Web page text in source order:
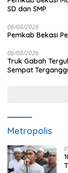
SD dan SMP
06/08/2026
Pemkab Bekasi
06/08/2026
Truk Gabah
Sempat
Metropolis